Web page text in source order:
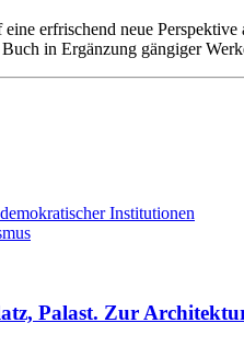
eine erfrischend neue
in Ergänzung gängiger
Institutionen
Palast. Zur